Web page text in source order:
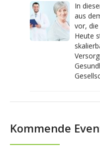
In
aus
vor,
Heute
Kommende